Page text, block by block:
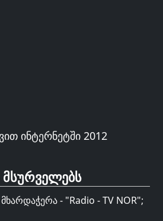
ინტერნეტში 2012
- "Radio - TV NOR";